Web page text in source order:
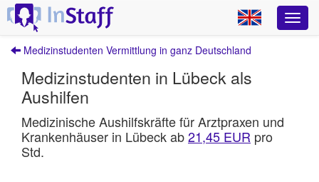
Medizinstudenten Vermittlung in ganz Deutschland
Medizinstudenten in Lübeck als
Aushilfen
Medizinische Aushilfskräfte für Arztpraxen und
Krankenhäuser in Lübeck ab21,45 EUR pro
Std.